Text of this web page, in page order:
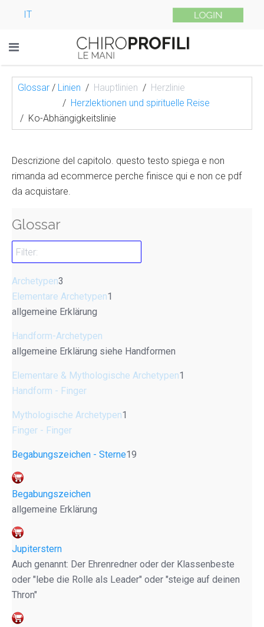
IT
Glossar / Linien Hauptlinien
Herzlinie
Herzlektionen und spirituelle Reise
Ko-Abhängigkeitslinie
Descrizione del capitolo. questo testo spiega e non
rimanda ad ecommerce perche finisce qui e non ce pdf
da acquistare.
Glossar
Archetypen3
Elementare Archetypen1
allgemeine Erklärung
Handform-Archetypen
allgemeine Erklärung siehe Handformen
Elementare & Mythologische Archetypen1
Handform - Finger
Mythologische Archetypen1
Finger - Finger
Begabungszeichen - Sterne19
Begabungszeichen
allgemeine Erklärung
Jupiterstern
Auch genannt: Der Ehrenredner oder der Klassenbeste
oder "lebe die Rolle als Leader" oder "steige auf deinen
Thron"